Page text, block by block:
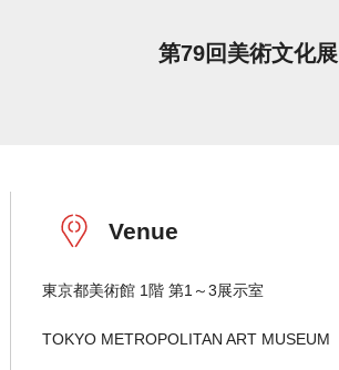
第79回美術文化展
Venue
東京都美術館 1階 第1～3展示室
TOKYO METROPOLITAN ART MUSEUM